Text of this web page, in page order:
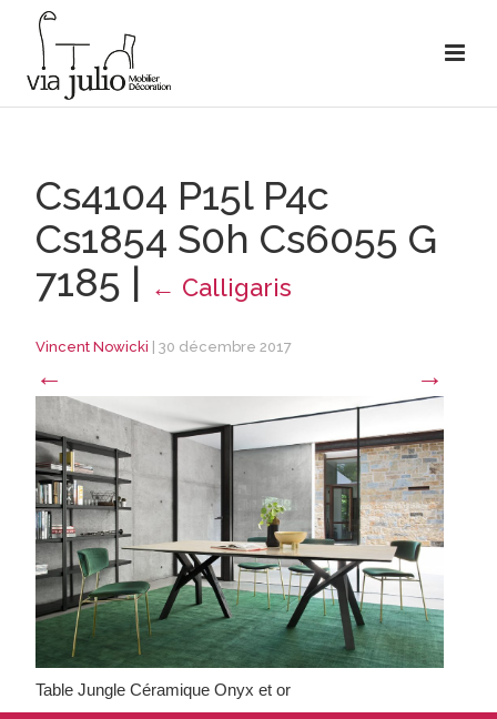
Cs4104 P15l P4c
Cs1854 S0h Cs6055 G
7185 | ← Calligaris
Vincent Nowicki 30 décembre 2017
← →
Table Jungle Céramique Onyx et or